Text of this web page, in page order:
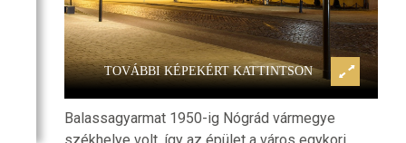
TOVÁBBI KÉPEKÉRT KATTINTSON
Balassagyarmat 1950-ig Nógrád vármegye